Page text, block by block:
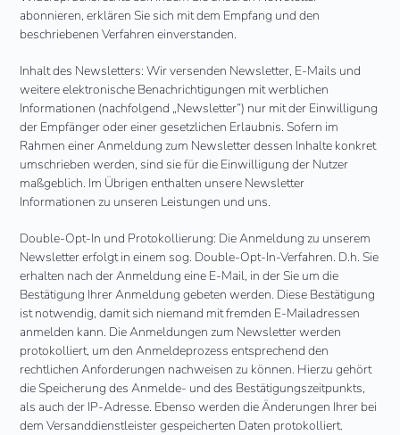
abonnieren, erklären Sie sich mit dem Empfang und den
beschriebenen Verfahren einverstanden.
Inhalt des Newsletters: Wir versenden Newsletter, E-Mails und
weitere elektronische Benachrichtigungen mit werblichen
Informationen (nachfolgend „Newsletter“) nur mit der Einwilligung
der Empfänger oder einer gesetzlichen Erlaubnis. Sofern im
Rahmen einer Anmeldung zum Newsletter dessen Inhalte konkret
umschrieben werden, sind sie für die Einwilligung der Nutzer
maßgeblich. Im Übrigen enthalten unsere Newsletter
Informationen zu unseren Leistungen und uns.
Double-Opt-In und Protokollierung: Die Anmeldung zu unserem
Newsletter erfolgt in einem sog. Double-Opt-In-Verfahren. D.h. Sie
erhalten nach der Anmeldung eine E-Mail, in der Sie um die
Bestätigung Ihrer Anmeldung gebeten werden. Diese Bestätigung
ist notwendig, damit sich niemand mit fremden E-Mailadressen
anmelden kann. Die Anmeldungen zum Newsletter werden
protokolliert, um den Anmeldeprozess entsprechend den
rechtlichen Anforderungen nachweisen zu können. Hierzu gehört
die Speicherung des Anmelde- und des Bestätigungszeitpunkts,
als auch der IP-Adresse. Ebenso werden die Änderungen Ihrer bei
dem Versanddienstleister gespeicherten Daten protokolliert.